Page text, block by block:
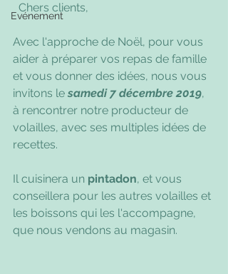
Evénement
  Chers clients,
Avec l'approche de Noël, pour vous
aider à préparer vos repas de famille
et vous donner des idées, nous vous
invitons le samedi 7 décembre 2019,
à rencontrer notre producteur de
volailles, avec ses multiples idées de
recettes.
Il cuisinera un pintadon, et vous
conseillera pour les autres volailles et
les boissons qui les l'accompagne,
que nous vendons au magasin.